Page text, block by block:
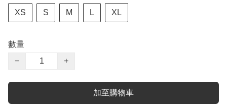
XS S M L XL
數量
−
+
加至購物車